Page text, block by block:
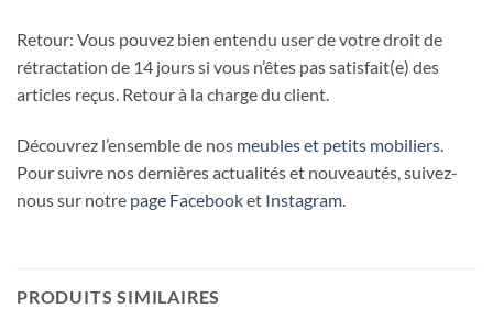
Retour: Vous pouvez bien entendu user de votre droit de
rétractation de 14 jours si vous n’êtes pas satisfait(e) des
articles reçus. Retour à la charge du client.
Découvrez l’ensemble de nos meubles et petits mobiliers
Pour suivre nos dernières actualités et nouveautés, suivez-
nous sur notre page Facebooket Instagram
PRODUITS SIMILAIRES